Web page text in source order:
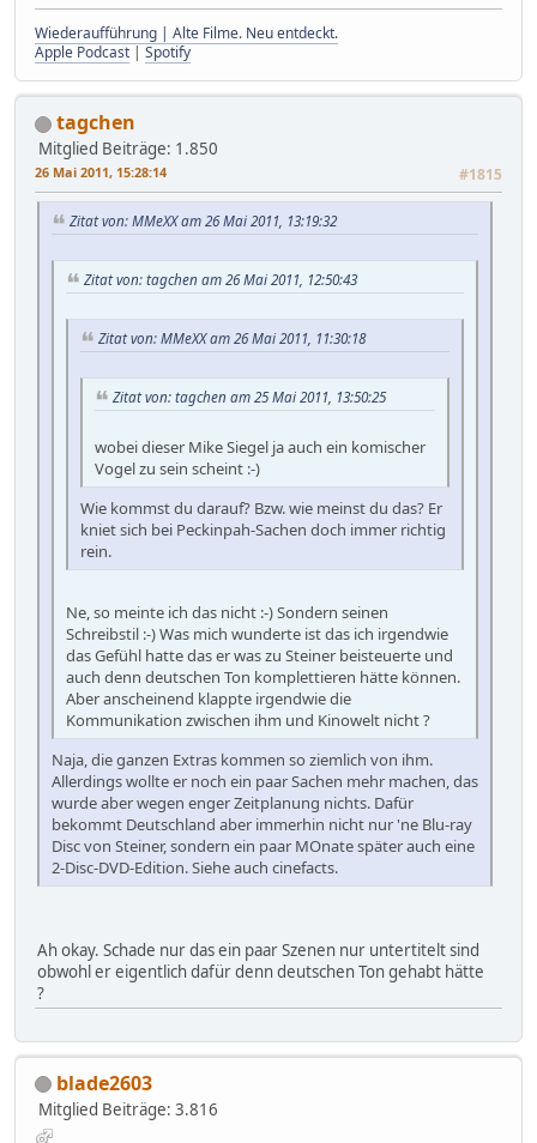
Wiederaufführung | Alte Filme. Neu entdeckt.
Apple Podcast | Spotify
tagchen
Mitglied Beiträge: 1.850
26 Mai 2011, 15:28:14 #1815
Zitat von: MMeXX am 26 Mai 2011, 13:19:32
Zitat von: tagchen am 26 Mai 2011, 12:50:43
Zitat von: MMeXX am 26 Mai 2011, 11:30:18
Zitat von: tagchen am 25 Mai 2011, 13:50:25
wobei dieser Mike Siegel ja auch ein komischer
Vogel zu sein scheint :-)
Wie kommst du darauf? Bzw. wie meinst du das? Er
kniet sich bei Peckinpah-Sachen doch immer richtig
rein.
Ne, so meinte ich das nicht :-) Sondern seinen
Schreibstil :-) Was mich wunderte ist das ich irgendwie
das Gefühl hatte das er was zu Steiner beisteuerte und
auch denn deutschen Ton komplettieren hätte können.
Aber anscheinend klappte irgendwie die
Kommunikation zwischen ihm und Kinowelt nicht ?
Naja, die ganzen Extras kommen so ziemlich von ihm.
Allerdings wollte er noch ein paar Sachen mehr machen, das
wurde aber wegen enger Zeitplanung nichts. Dafür
bekommt Deutschland aber immerhin nicht nur 'ne Blu-ray
Disc von Steiner, sondern ein paar MOnate später auch eine
2-Disc-DVD-Edition. Siehe auch cinefacts.
Ah okay. Schade nur das ein paar Szenen nur untertitelt sind
obwohl er eigentlich dafür denn deutschen Ton gehabt hätte
?
blade2603
Mitglied Beiträge: 3.816